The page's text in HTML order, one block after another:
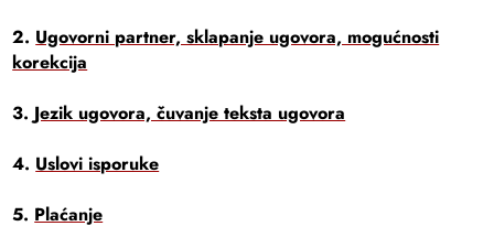
2. Ugovorni partner, sklapanje ugovora, mogućnosti
korekcija
3. Jezik ugovora, čuvanje teksta ugovora
4. Uslovi isporuke
5. Plaćanje